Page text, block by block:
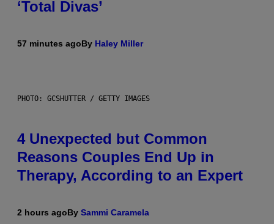
‘Total Divas’
57 minutes agoBy Haley Miller
PHOTO: GCSHUTTER / GETTY IMAGES
4 Unexpected but Common
Reasons Couples End Up in
Therapy, According to an Expert
2 hours agoBy Sammi Caramela